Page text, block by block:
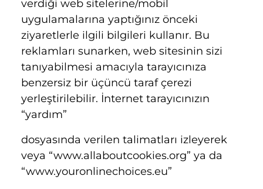
verdiği web sitelerine/mobil
uygulamalarına yaptığınız önceki
ziyaretlerle ilgili bilgileri kullanır. Bu
reklamları sunarken, web sitesinin sizi
tanıyabilmesi amacıyla tarayıcınıza
benzersiz bir üçüncü taraf çerezi
yerleştirilebilir. İnternet tarayıcınızın
“yardım”
dosyasında verilen talimatları izleyerek
veya “www.allaboutcookies.org” ya da
“www.youronlinechoices.eu”